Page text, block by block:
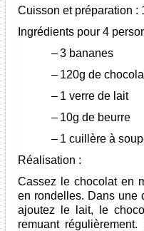
Cuisson et préparation :
Ingrédients pour 4
–3 bananes
– 120g de
– 1 verre de lait
– 10g de beurre
– 1 cuillère à
Réalisation :
Cassez le chocolat en
en rondelles. Dans une
ajoutez le lait, le
remuant